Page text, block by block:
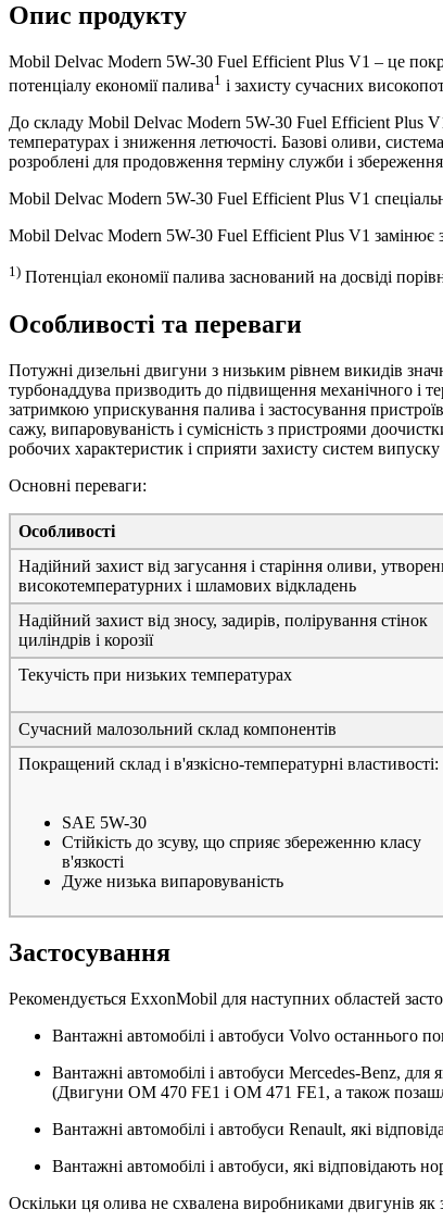
Опис продукту
Mobil Delvac Modern 5W-30 Fuel Efficient Plus V1 – це
потенціалу економії палива1 і захисту сучасних
До складу Mobil Delvac Modern 5W-30 Fuel Efficient Plus V1
температурах і зниження летючості. Базові оливи,
розроблені для продовження терміну служби і
Mobil Delvac Modern 5W-30 Fuel Efficient Plus V1
Mobil Delvac Modern 5W-30 Fuel Efficient Plus V1
1) Потенціал економії палива заснований на досвіді
Особливості та переваги
Потужні дизельні двигуни з низьким рівнем викидів
турбонаддува призводить до підвищення механічного і
затримкою уприскування палива і застосування
сажу, випаровуваність і сумісність з пристроями
робочих характеристик і сприяти захисту систем
Основні переваги:
Особливості
Надійний захист від загусання і старіння оливи,
високотемпературних і шламових відкладень
Надійний захист від зносу, задирів, полірування стінок
циліндрів і корозії
Текучість при низьких температурах
Сучасний малозольний склад компонентів
Покращений склад і в'язкісно-температурні властивості:
SAE 5W-30
Стійкість до зсуву, що сприяє збереженню класу
в'язкості
Дуже низька випаровуваність
Застосування
Рекомендується ExxonMobil для наступних областей
Вантажні автомобілі і автобуси Volvo останнього
Вантажні автомобілі і автобуси Mercedes-Benz,
(Двигуни OM 470 FE1 і OM 471 FE1, а також
Вантажні автомобілі і автобуси Renault, які
Вантажні автомобілі і автобуси, які відповідають
Оскільки ця олива не схвалена виробниками двигунів